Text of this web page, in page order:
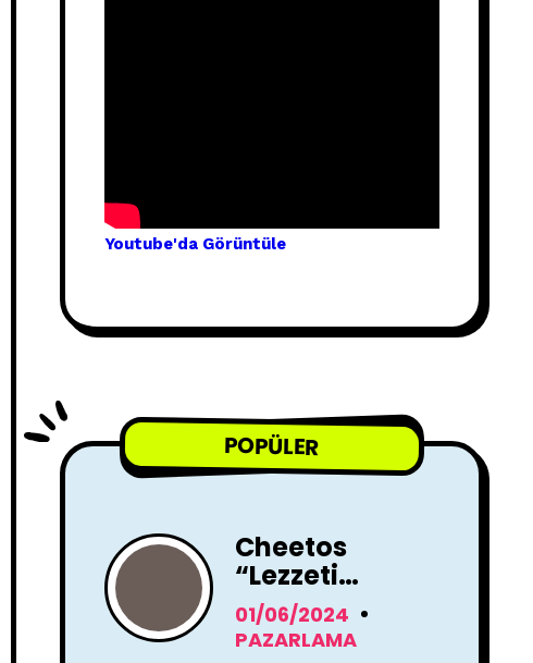
Youtube'da Görüntüle
POPÜLER
Cheetos
“Lezzeti
Kendini Ele
Verir” Reklam
01/06/2024
PAZARLAMA